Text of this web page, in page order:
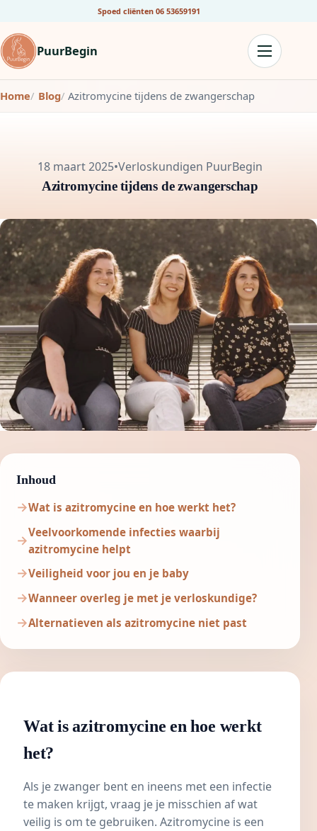
Spoed cliënten 06 53659191
PuurBegin
Home Blog Azitromycine tijdens de zwangerschap
18 maart 2025•Verloskundigen PuurBegin
Azitromycine tijdens de zwangerschap
Inhoud
Wat is azitromycine en hoe werkt het?
Veelvoorkomende infecties waarbij
azitromycine helpt
Veiligheid voor jou en je baby
Wanneer overleg je met je verloskundige?
Alternatieven als azitromycine niet past
Wat is azitromycine en hoe werkt
het?
Als je zwanger bent en ineens met een infectie
te maken krijgt, vraag je je misschien af wat
veilig is om te gebruiken. Azitromycine is een